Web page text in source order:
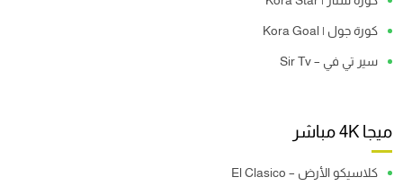
كورة جول | Kora Goal
سير تي في – Sir Tv
ميجا 4K مباشر
كلاسيكو الأرض – El Clasico